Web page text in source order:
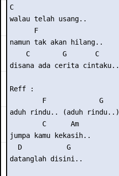
C
walau telah usang..
      F
namun tak akan hilang..
    C        G       C
disana ada cerita cintaku..
Reff :
        F             G
aduh rindu.. (aduh rindu..)
        C      Am
jumpa kamu kekasih..
  D           G
datanglah disini..